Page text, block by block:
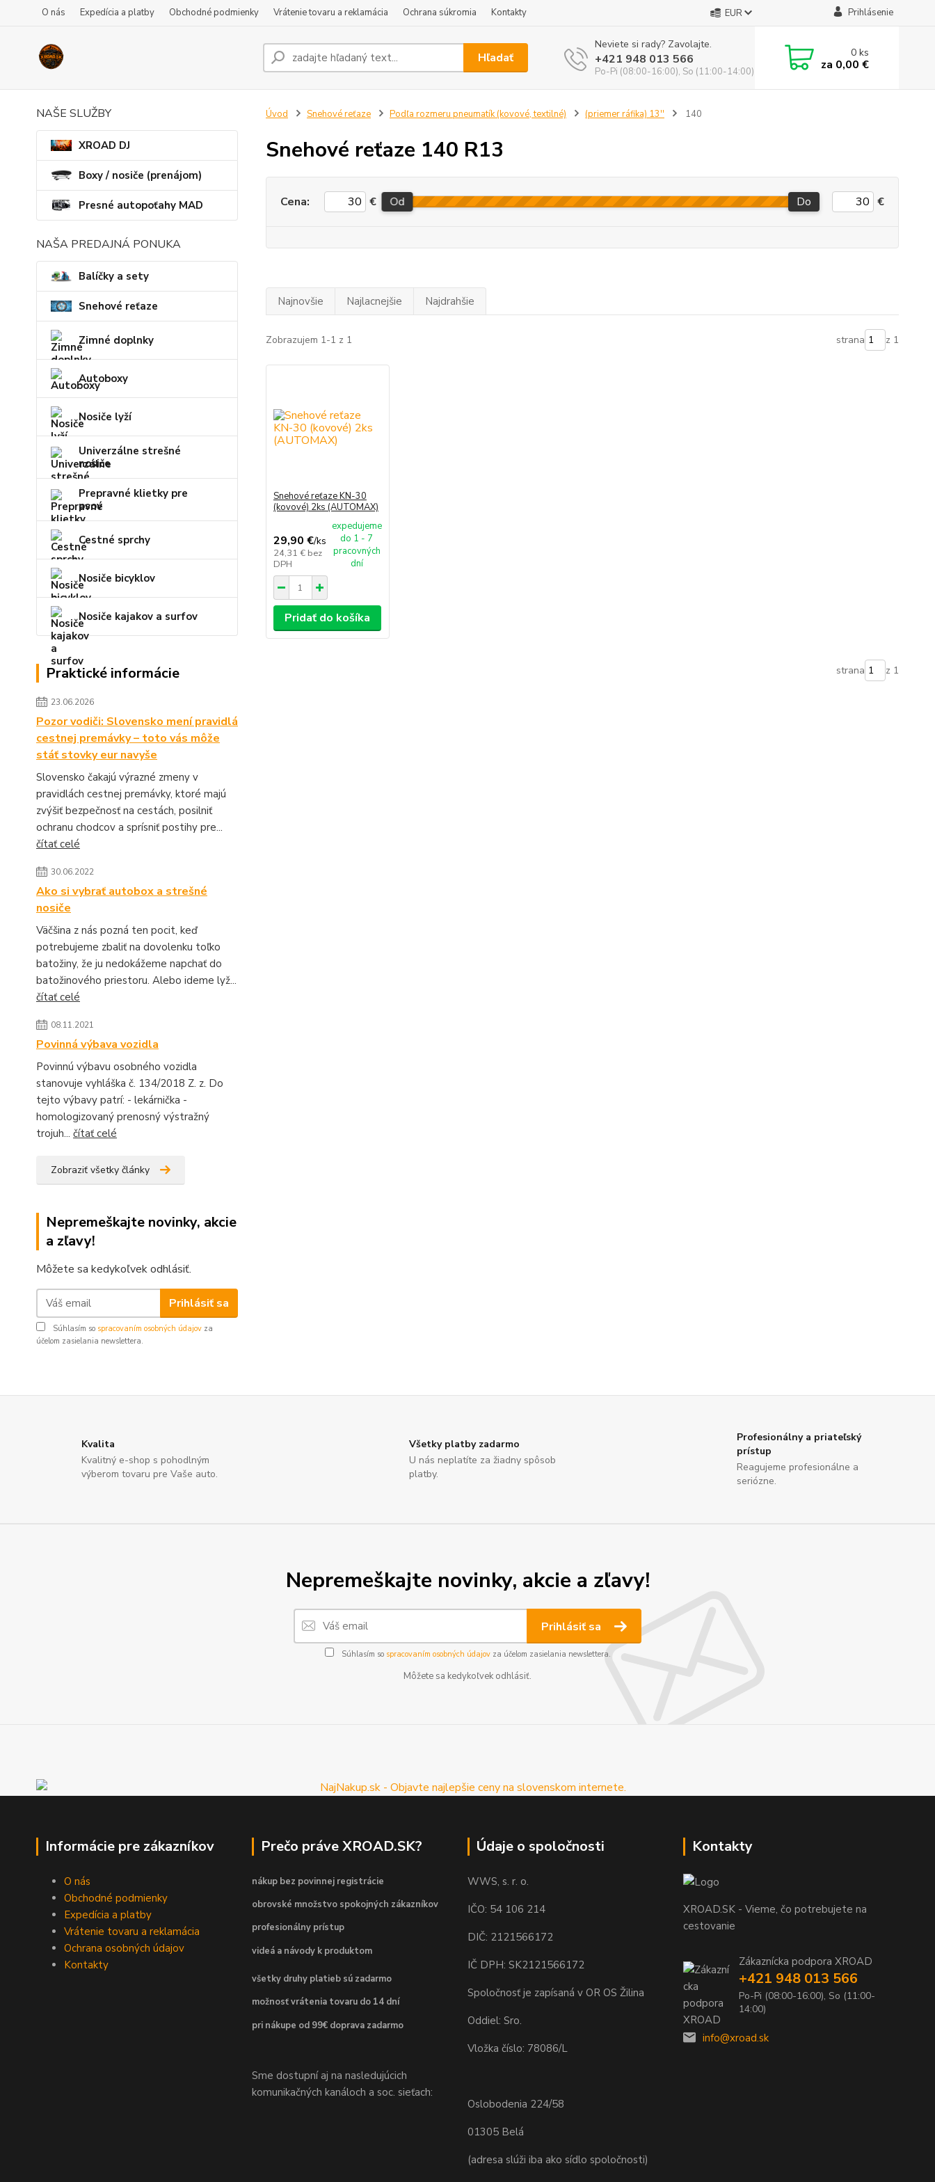
O nás Expedícia a platby Obchodné podmienky Vrátenie tovaru a reklamácia Ochrana súkromia Kontakty EUR Prihlásenie
Hľadať
Neviete si rady? Zavolajte.
+421 948 013 566
Po-Pi (08:00-16:00), So (11:00-14:00)
0ks
za 0,00 €
NAŠE SLUŽBY
XROAD DJ
Boxy / nosiče (prenájom)
Presné autopoťahy MAD
NAŠA PREDAJNÁ PONUKA
Balíčky a sety
Snehové reťaze
Zimné doplnky
Autoboxy
Nosiče lyží
Univerzálne strešné
nosiče
Prepravné klietky pre
psov
Cestné sprchy
Nosiče bicyklov
Nosiče kajakov a surfov
Praktické informácie
23.06.2026
Pozor vodiči: Slovensko mení pravidlá
cestnej premávky – toto vás môže
stáť stovky eur navyše
Slovensko čakajú výrazné zmeny v
pravidlách cestnej premávky, ktoré majú
zvýšiť bezpečnosť na cestách, posilniť
ochranu chodcov a sprísniť postihy pre...
čítať celé
30.06.2022
Ako si vybrať autobox a strešné
nosiče
Väčšina z nás pozná ten pocit, keď
potrebujeme zbaliť na dovolenku toľko
batožiny, že ju nedokážeme napchať do
batožinového priestoru. Alebo ideme lyž...
čítať celé
08.11.2021
Povinná výbava vozidla
Povinnú výbavu osobného vozidla
stanovuje vyhláška č. 134/2018 Z. z. Do
tejto výbavy patrí: - lekárnička -
homologizovaný prenosný výstražný
trojuh... čítať celé
Zobraziť všetky články
Nepremeškajte novinky, akcie
a zľavy!
Môžete sa kedykoľvek odhlásiť.
Prihlásiť sa
Súhlasím so spracovaním osobných údajov za
účelom zasielania newslettera.
Úvod Snehové reťaze Podľa rozmeru pneumatík (kovové, textilné) (priemer ráfika) 13'' 140
Snehové reťaze 140 R13
Cena: € Od Do €
Najnovšie Najlacnejšie Najdrahšie
Zobrazujem 1-1 z 1 strana z 1
Snehové reťaze KN-30
(kovové) 2ks (AUTOMAX)
29,90 €/ks
24,31 € bez
DPH
expedujeme
do 1 - 7
pracovných
dní
Pridať do košíka
strana z 1
Kvalita
Kvalitný e-shop s pohodlným
výberom tovaru pre Vaše auto.
Všetky platby zadarmo
U nás neplatíte za žiadny spôsob
platby.
Profesionálny a priateľský
prístup
Reagujeme profesionálne a
seriózne.
Nepremeškajte novinky, akcie a zľavy!
Prihlásiť sa
Súhlasím so spracovaním osobných údajovza účelom zasielania newslettera.
Môžete sa kedykoľvek odhlásiť.
Informácie pre zákazníkov
O nás
Obchodné podmienky
Expedícia a platby
Vrátenie tovaru a reklamácia
Ochrana osobných údajov
Kontakty
Prečo práve XROAD.SK?
nákup bez povinnej registrácie
obrovské množstvo spokojných zákazníkov
profesionálny prístup
videá a návody k produktom
všetky druhy platieb sú zadarmo
možnosť vrátenia tovaru do 14 dní
pri nákupe od 99€ doprava zadarmo
Sme dostupní aj na nasledujúcich
komunikačných kanáloch a soc. sieťach:
Údaje o spoločnosti
WWS, s. r. o.
IČO: 54 106 214
DIČ: 2121566172
IČ DPH: SK2121566172
Spoločnosť je zapísaná v OR OS Žilina
Oddiel: Sro.
Vložka číslo: 78086/L
Oslobodenia 224/58
01305 Belá
(adresa slúži iba ako sídlo spoločnosti)
Kontakty
XROAD.SK - Vieme, čo potrebujete na
cestovanie
Zákaznícka podpora XROAD
+421 948 013 566
Po-Pi (08:00-16:00), So (11:00-
14:00)
info@xroad.sk